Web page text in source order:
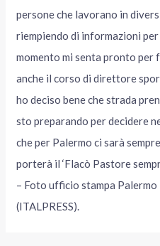
persone che lavorano in
riempiendo di informazioni
momento mi senta pronto per
anche il corso di direttore
ho deciso bene che strada
sto preparando per decidere
che per Palermo ci sarà
porterà il ‘Flacò Pastore
– Foto ufficio stampa Palermo
(ITALPRESS).